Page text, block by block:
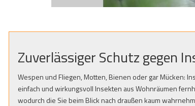
Zuverlässiger Schutz gegen
Wespen und Fliegen, Motten, Bienen oder gar Mücken:
einfach und wirkungsvoll Insekten aus Wohnräumen
wodurch die Sie beim Blick nach draußen kaum